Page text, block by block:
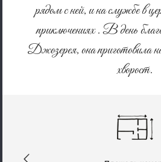
рядом с ней, и на службе в
приключениях . В день
Джозерея, она приготовила
хворост.